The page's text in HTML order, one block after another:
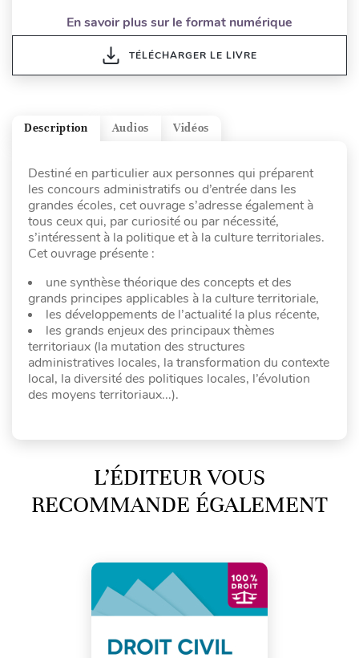
En savoir plus sur le format numérique
TÉLÉCHARGER LE LIVRE
Vidéos
Audios
Description
Destiné en particulier aux personnes qui préparent
les concours administratifs ou d’entrée dans les
grandes écoles, cet ouvrage s’adresse également à
tous ceux qui, par curiosité ou par nécessité,
s’intéressent à la politique et à la culture territoriales.
Cet ouvrage présente :
une synthèse théorique des concepts et des
grands principes applicables à la culture territoriale,
les développements de l’actualité la plus récente,
les grands enjeux des principaux thèmes
territoriaux (la mutation des structures
administratives locales, la transformation du contexte
local, la diversité des politiques locales, l’évolution
des moyens territoriaux...).
L’ÉDITEUR VOUS
RECOMMANDE ÉGALEMENT